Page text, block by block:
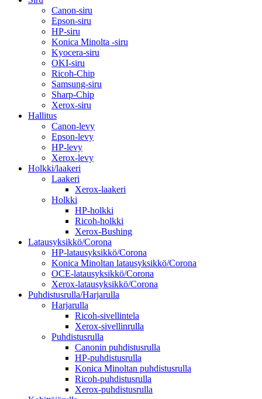
Canon-siru
Epson-siru
HP-siru
Konica Minolta -siru
Kyocera-siru
OKI-siru
Ricoh-Chip
Samsung-siru
Sharp-Chip
Xerox-siru
Hallitus
Canon-levy
Epson-levy
HP-levy
Xerox-levy
Holkki/laakeri
Laakeri
Xerox-laakeri
Holkki
HP-holkki
Ricoh-holkki
Xerox-Bushing
Latausyksikkö/Corona
HP-latausyksikkö/Corona
Konica Minoltan latausyksikkö/Corona
OCE-latausyksikkö/Corona
Xerox-latausyksikkö/Corona
Puhdistusrulla/Harjarulla
Harjarulla
Ricoh-sivellintela
Xerox-sivellinrulla
Puhdistusrulla
Canonin puhdistusrulla
HP-puhdistusrulla
Konica Minoltan puhdistusrulla
Ricoh-puhdistusrulla
Xerox-puhdistusrulla